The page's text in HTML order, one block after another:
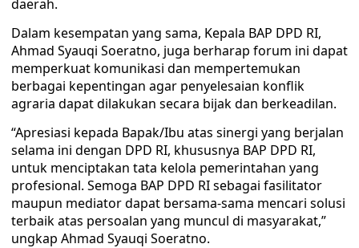
daerah.
Dalam kesempatan yang sama, Kepala BAP DPD RI,
Ahmad Syauqi Soeratno, juga berharap forum ini dapat
memperkuat komunikasi dan mempertemukan
berbagai kepentingan agar penyelesaian konflik
agraria dapat dilakukan secara bijak dan berkeadilan.
“Apresiasi kepada Bapak/Ibu atas sinergi yang berjalan
selama ini dengan DPD RI, khususnya BAP DPD RI,
untuk menciptakan tata kelola pemerintahan yang
profesional. Semoga BAP DPD RI sebagai fasilitator
maupun mediator dapat bersama-sama mencari solusi
terbaik atas persoalan yang muncul di masyarakat,”
ungkap Ahmad Syauqi Soeratno.